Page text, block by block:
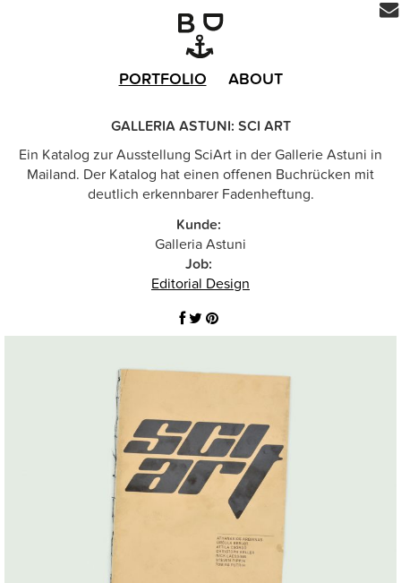
PORTFOLIO ABOUT
GALLERIA ASTUNI: SCI ART
Ein Katalog zur Ausstellung SciArt in der Gallerie Astuni in
Mailand. Der Katalog hat einen offenen Buchrücken mit
deutlich erkennbarer Fadenheftung.
Kunde:
Galleria Astuni
Job:
Editorial Design